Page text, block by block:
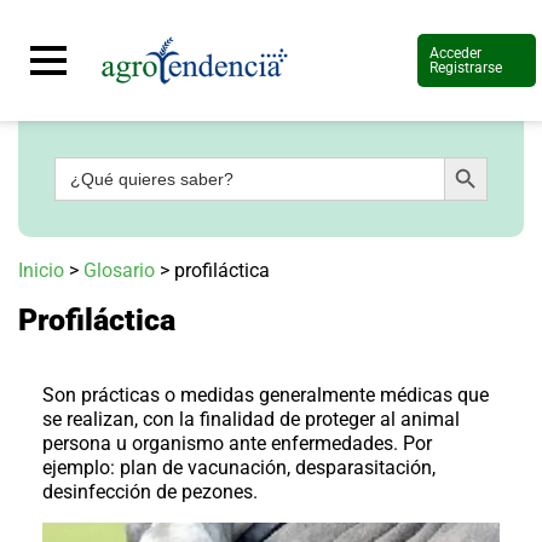
Acceder
Registrarse
Señal
en
más
Agrotendencia
Planes
Glosario
Agroshow
Regístrate
Contáctenos
Buscar: Botón de búsqueda
Inicio > Glosario > profiláctica
Profiláctica
Son prácticas o medidas generalmente médicas que
se realizan, con la finalidad de proteger al animal
persona u organismo ante enfermedades. Por
ejemplo: plan de vacunación, desparasitación,
desinfección de pezones.